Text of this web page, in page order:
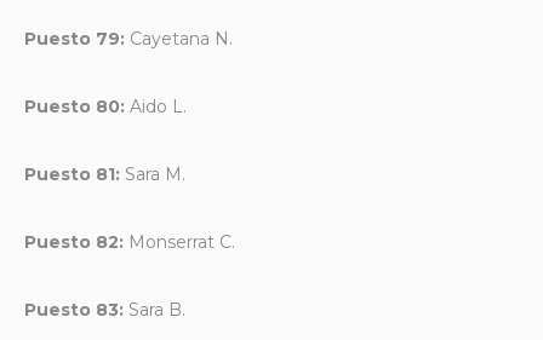
Puesto 79: Cayetana N.
Puesto 80: Aido L.
Puesto 81: Sara M.
Puesto 82: Monserrat C.
Puesto 83: Sara B.